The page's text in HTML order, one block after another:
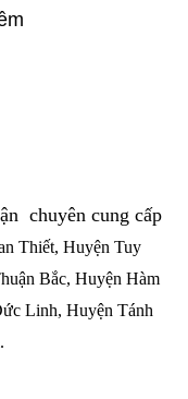
chuyên cung cấp
Thiết, Huyện Tuy
Bắc, Huyện Hàm
Linh, Huyện Tánh